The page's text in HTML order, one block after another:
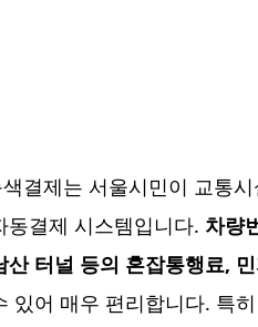
결제는 서울시민이 교통
동결제 시스템입니다. 차량
산 터널 등의 혼잡통행료,
있어 매우 편리합니다. 특